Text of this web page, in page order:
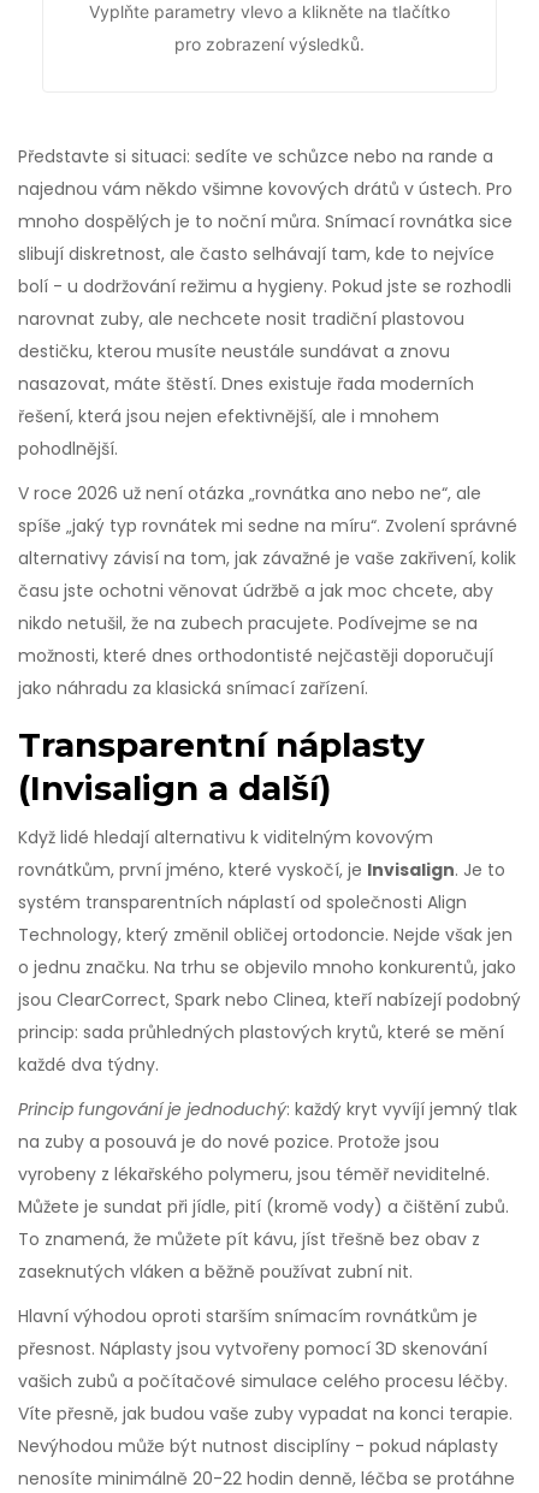
Vyplňte parametry vlevo a klikněte na tlačítko
pro zobrazení výsledků.
Představte si situaci: sedíte ve schůzce nebo na rande a
najednou vám někdo všimne kovových drátů v ústech. Pro
mnoho dospělých je to noční můra. Snímací rovnátka sice
slibují diskretnost, ale často selhávají tam, kde to nejvíce
bolí - u dodržování režimu a hygieny. Pokud jste se rozhodli
narovnat zuby, ale nechcete nosit tradiční plastovou
destičku, kterou musíte neustále sundávat a znovu
nasazovat, máte štěstí. Dnes existuje řada moderních
řešení, která jsou nejen efektivnější, ale i mnohem
pohodlnější.
V roce 2026 už není otázka „rovnátka ano nebo ne“, ale
spíše „jaký typ rovnátek mi sedne na míru“. Zvolení správné
alternativy závisí na tom, jak závažné je vaše zakřivení, kolik
času jste ochotni věnovat údržbě a jak moc chcete, aby
nikdo netušil, že na zubech pracujete. Podívejme se na
možnosti, které dnes orthodontisté nejčastěji doporučují
jako náhradu za klasická snímací zařízení.
Transparentní náplasty
(Invisalign a další)
Když lidé hledají alternativu k viditelným kovovým
rovnátkům, první jméno, které vyskočí, je Invisalign. Je to
systém transparentních náplastí od společnosti Align
Technology, který změnil obličej ortodoncie. Nejde však jen
o jednu značku. Na trhu se objevilo mnoho konkurentů, jako
jsou ClearCorrect, Spark nebo Clinea, kteří nabízejí podobný
princip: sada průhledných plastových krytů, které se mění
každé dva týdny.
Princip fungování je jednoduchý: každý kryt vyvíjí jemný tlak
na zuby a posouvá je do nové pozice. Protože jsou
vyrobeny z lékařského polymeru, jsou téměř neviditelné.
Můžete je sundat při jídle, pití (kromě vody) a čištění zubů.
To znamená, že můžete pít kávu, jíst třešně bez obav z
zaseknutých vláken a běžně používat zubní nit.
Hlavní výhodou oproti starším snímacím rovnátkům je
přesnost. Náplasty jsou vytvořeny pomocí 3D skenování
vašich zubů a počítačové simulace celého procesu léčby.
Víte přesně, jak budou vaše zuby vypadat na konci terapie.
Nevýhodou může být nutnost disciplíny - pokud náplasty
nenosíte minimálně 20-22 hodin denně, léčba se protáhne